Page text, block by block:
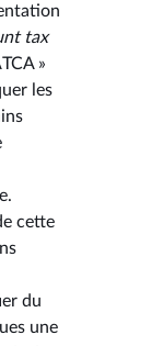
tax
»
les
cette
du
une